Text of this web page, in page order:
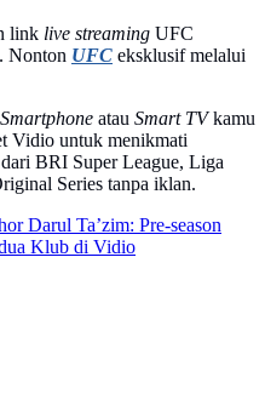
link live streaming UFC
Nonton UFC eksklusif melalui
Smartphone atau Smart TVkamu
Vidio untuk menikmati
BRI Super League, Liga
Series tanpa iklan.
Darul Ta’zim: Pre-season
Klub di Vidio